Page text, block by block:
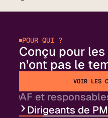
POUR QUI ?
Conçu pour
n’ont pas le
VOIR LES
DAF et
Optimisez votre
Dirigeants de